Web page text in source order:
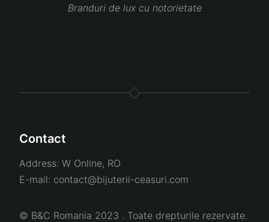
Branduri de lux cu notorietate
Contact
Address: W Online, RO
E-mail: contact@bijuterii-ceasuri.com
© B&C Romania 2023 . Toate drepturile rezervate.